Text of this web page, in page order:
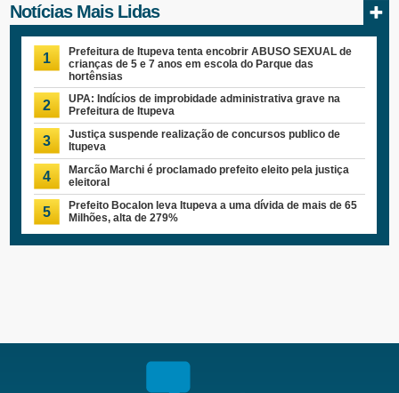
Notícias Mais Lidas
1
Prefeitura de Itupeva tenta encobrir ABUSO SEXUAL de
crianças de 5 e 7 anos em escola do Parque das
hortênsias
2
UPA: Indícios de improbidade administrativa grave na
Prefeitura de Itupeva
3
Justiça suspende realização de concursos publico de
Itupeva
4
Marcão Marchi é proclamado prefeito eleito pela justiça
eleitoral
5
Prefeito Bocalon leva Itupeva a uma dívida de mais de 65
Milhões, alta de 279%